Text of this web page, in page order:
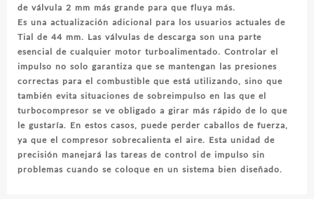
de válvula 2 mm más grande para que fluya más.
Es una actualización adicional para los usuarios actuales de
Tial de 44 mm. Las válvulas de descarga son una parte
esencial de cualquier motor turboalimentado. Controlar el
impulso no solo garantiza que se mantengan las presiones
correctas para el combustible que está utilizando, sino que
también evita situaciones de sobreimpulso en las que el
turbocompresor se ve obligado a girar más rápido de lo que
le gustaría. En estos casos, puede perder caballos de fuerza,
ya que el compresor sobrecalienta el aire. Esta unidad de
precisión manejará las tareas de control de impulso sin
problemas cuando se coloque en un sistema bien diseñado.